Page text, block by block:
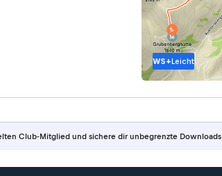
WS+Leicht
Club-Mitglied und sichere dir unbegrenzte Downloads